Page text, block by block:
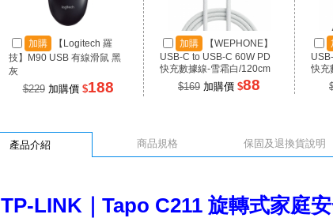
加購
【Logitech 羅
技】M90 USB 有線滑鼠 黑
灰
$229加購價 $188
加購
【WEPHONE】
USB-C to USB-C 60W PD
快充數據線-雪霜白/120cm
$169 加購價 $88
快充
產品介紹 商品規格 保固及退換貨說明
TP-LINK｜Tapo C211 旋轉式家庭